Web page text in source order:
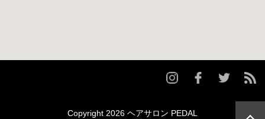
Copyright 2026 ヘアサロン PEDAL